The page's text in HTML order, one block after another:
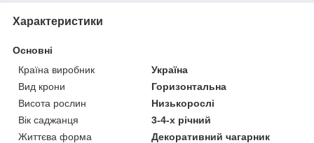
Характеристики
Основні
Країна виробник
Україна
Вид крони
Горизонтальна
Висота рослин
Низькорослі
Вік саджанця
3-4-х річний
Життєва форма
Декоративний чагарник